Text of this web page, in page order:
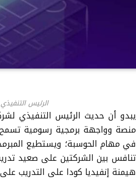
الرئيس
يبدو أن حديث الرئيس التنفيذي
منصة وواجهة برمجية رسومية تسمح
في مهام الحوسبة؛ ويستطيع
تنافس بين الشركتين على صعيد
هيمنة إنفيديا كودا على التدريب